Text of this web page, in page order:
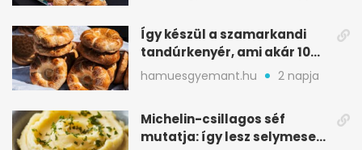
Így készül a szamarkandi
tandúrkenyér, ami akár 10
napig is eláll
hamuesgyemant.hu 2 napja
Michelin-csillagos séf
mutatja: így lesz selymesen